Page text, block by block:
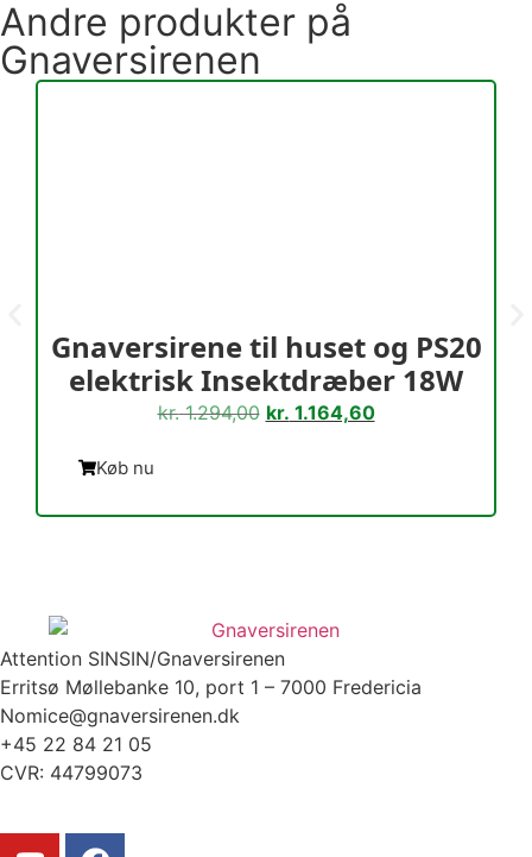
Andre produkter på
Gnaversirenen
Gnaversirene til huset og PS20
elektrisk Insektdræber 18W
kr.1.294,00 kr. 1.164,60
Køb nu
Attention SINSIN/Gnaversirenen
Erritsø Møllebanke 10, port 1 – 7000 Fredericia
Nomice@gnaversirenen.dk
+45 22 84 21 05
CVR: 44799073